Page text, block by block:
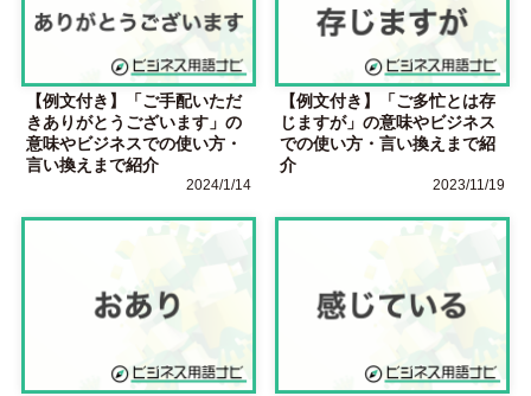
【例文付き】「ご手配いただ
きありがとうございます」の
意味やビジネスでの使い方・
言い換えまで紹介
2024/1/14
【例文付き】「ご多忙とは存
じますが」の意味やビジネス
での使い方・言い換えまで紹
介
2023/11/19